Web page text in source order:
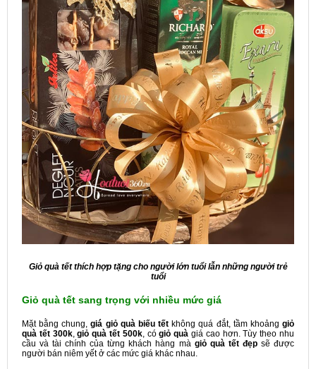
Giỏ quà tết thích hợp tặng cho người lớn tuổi lẫn những người trẻ
tuổi
Giỏ quà tết sang trọng với nhiều mức giá
Mặt bằng chung,giá giỏ quà biếu tết không quá đắt, tầm khoảnggiỏ
quà tết 300k,giỏ quà tết 500k, cógiỏ quà giá cao hơn. Tùy theo nhu
cầu và tài chính của từng khách hàng mà giỏ quà tết đẹpsẽ được
người bán niêm yết ở các mức giá khác nhau.